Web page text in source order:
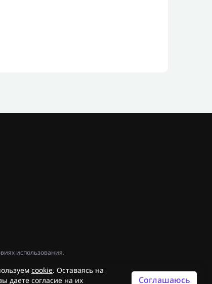
использования.
cookie. Оставаясь на
даете согласие на их
Соглашаюсь